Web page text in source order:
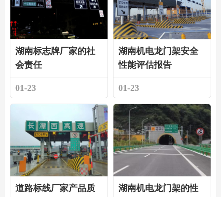
湖南标志牌厂家的社
会责任
01-23
湖南机电龙门架安全
性能评估报告
01-23
道路标线厂家产品质
湖南机电龙门架的性